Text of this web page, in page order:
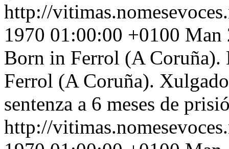
http://
1970 01:00:00 +0100 Man
Born in Ferrol (A
Ferrol (A Coruña).
sentenza a 6 meses de
http://